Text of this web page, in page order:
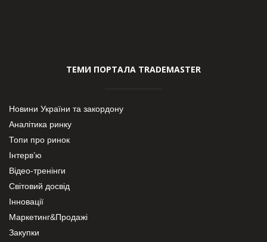
ТЕМИ ПОРТАЛА TRADEMASTER
Новини України та закордону
Аналітика ринку
Топи про ринок
Інтерв’ю
Відео-тренінги
Світовий досвід
Інновації
Маркетинг&Продажі
Закупки